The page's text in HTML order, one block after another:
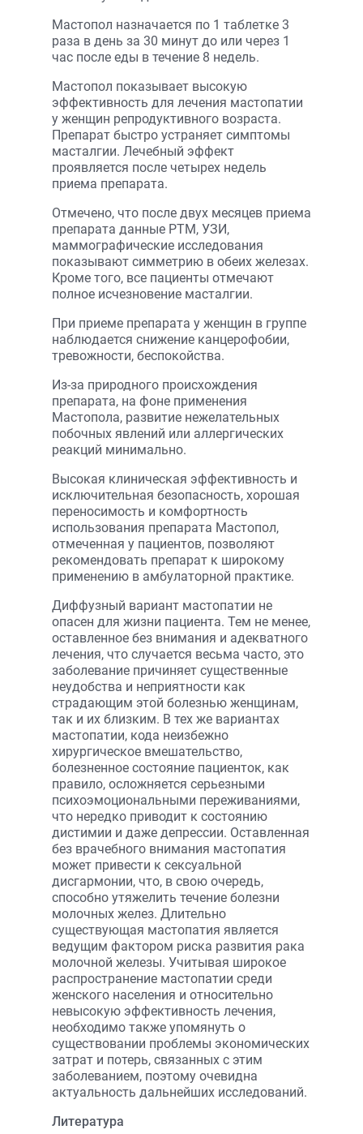
Мастопол назначается по 1 таблетке 3
раза в день за 30 минут до или через 1
час после еды в течение 8 недель.
Мастопол показывает высокую
эффективность для лечения мастопатии
у женщин репродуктивного возраста.
Препарат быстро устраняет симптомы
масталгии. Лечебный эффект
проявляется после четырех недель
приема препарата.
Отмечено, что после двух месяцев приема
препарата данные РТМ, УЗИ,
маммографические исследования
показывают симметрию в обеих железах.
Кроме того, все пациенты отмечают
полное исчезновение масталгии.
При приеме препарата у женщин в группе
наблюдается снижение канцерофобии,
тревожности, беспокойства.
Из-за природного происхождения
препарата, на фоне применения
Мастопола, развитие нежелательных
побочных явлений или аллергических
реакций минимально.
Высокая клиническая эффективность и
исключительная безопасность, хорошая
переносимость и комфортность
использования препарата Мастопол,
отмеченная у пациентов, позволяют
рекомендовать препарат к широкому
применению в амбулаторной практике.
Диффузный вариант мастопатии не
опасен для жизни пациента. Тем не менее,
оставленное без внимания и адекватного
лечения, что случается весьма часто, это
заболевание причиняет существенные
неудобства и неприятности как
страдающим этой болезнью женщинам,
так и их близким. В тех же вариантах
мастопатии, кода неизбежно
хирургическое вмешательство,
болезненное состояние пациенток, как
правило, осложняется серьезными
психоэмоциональными переживаниями,
что нередко приводит к состоянию
дистимии и даже депрессии. Оставленная
без врачебного внимания мастопатия
может привести к сексуальной
дисгармонии, что, в свою очередь,
способно утяжелить течение болезни
молочных желез. Длительно
существующая мастопатия является
ведущим фактором риска развития рака
молочной железы. Учитывая широкое
распространение мастопатии среди
женского населения и относительно
невысокую эффективность лечения,
необходимо также упомянуть о
существовании проблемы экономических
затрат и потерь, связанных с этим
заболеванием, поэтому очевидна
актуальность дальнейших исследований.
Литература